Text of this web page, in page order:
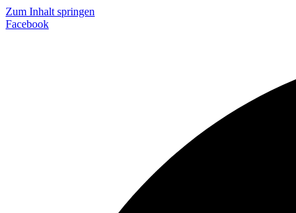
Zum Inhalt springen
Facebook